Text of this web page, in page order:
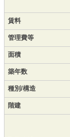
賃料
管理費等
面積
築年数
種別/構造
階建